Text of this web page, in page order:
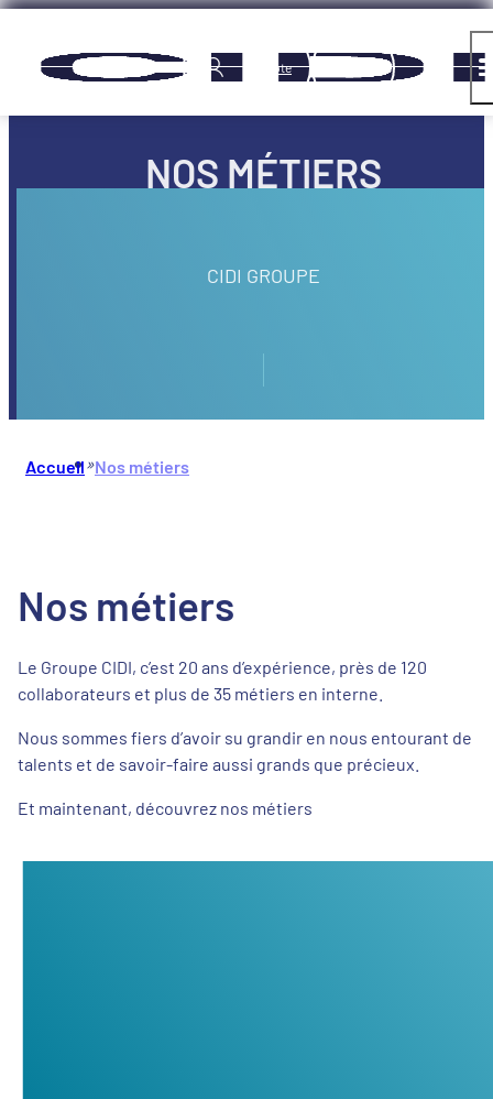
Panneau de gestion des cookies
Compte
NOS MÉTIERS
CIDI GROUPE
Accueil»Nos métiers
Nos métiers
Le Groupe CIDI, c’est 20 ans d’expérience, près de 120
collaborateurs et plus de 35 métiers en interne.
Nous sommes fiers d’avoir su grandir en nous entourant de
talents et de savoir-faire aussi grands que précieux.
Et maintenant, découvrez nos métiers